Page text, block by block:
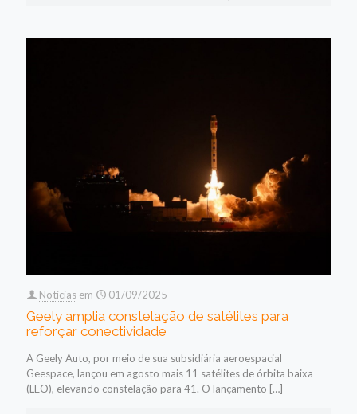
Noticias em 01/09/2025
Geely amplia constelação de satélites para
reforçar conectividade
A Geely Auto, por meio de sua subsidiária aeroespacial
Geespace, lançou em agosto mais 11 satélites de órbita baixa
(LEO), elevando constelação para 41. O lançamento […]